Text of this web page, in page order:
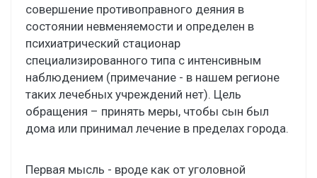
совершение противоправного деяния в
состоянии невменяемости и определен в
психиатрический стационар
специализированного типа с интенсивным
наблюдением (примечание - в нашем регионе
таких лечебных учреждений нет). Цель
обращения – принять меры, чтобы сын был
дома или принимал лечение в пределах города.
Первая мысль - вроде как от уголовной